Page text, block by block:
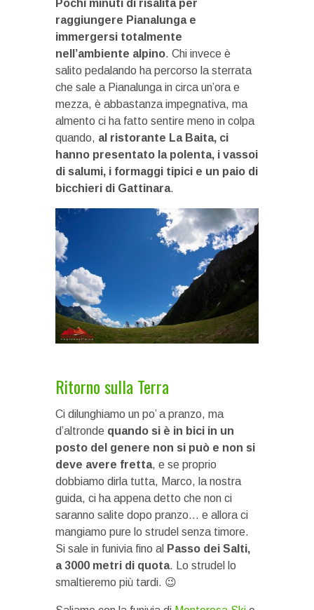
Pochi minuti di risalita per
raggiungere Pianalunga e
immergersi totalmente
nell’ambiente alpino. Chi invece è
salito pedalando ha percorso la sterrata
che sale a Pianalunga in circa un’ora e
mezza, è abbastanza impegnativa, ma
almento ci ha fatto sentire meno in colpa
quando, al ristorante La Baita, ci
hanno presentato la polenta, i vassoi
di salumi, i formaggi tipici e un paio di
bicchieri di Gattinara.
Ritorno sulla Terra
Ci dilunghiamo un po’ a pranzo, ma
d’altronde quando si è in bici in un
posto del genere non si può e non si
deve avere fretta, e se proprio
dobbiamo dirla tutta, Marco, la nostra
guida, ci ha appena detto che non ci
saranno salite dopo pranzo… e allora ci
mangiamo pure lo strudel senza timore.
Si sale in funivia fino al Passo dei Salti,
a 3000 metri di quota. Lo strudel lo
smaltieremo più tardi. 😉